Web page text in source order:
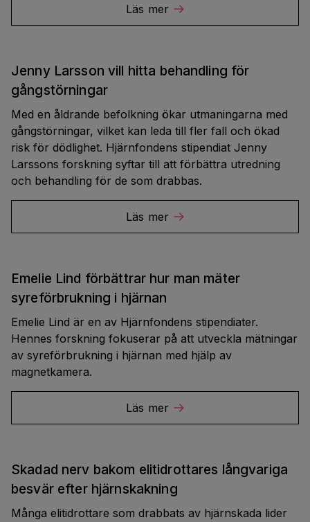
Läs mer
Jenny Larsson vill hitta behandling för
gångstörningar
Med en åldrande befolkning ökar utmaningarna med
gångstörningar, vilket kan leda till fler fall och ökad
risk för dödlighet. Hjärnfondens stipendiat Jenny
Larssons forskning syftar till att förbättra utredning
och behandling för de som drabbas.
Läs mer
Emelie Lind förbättrar hur man mäter
syreförbrukning i hjärnan
Emelie Lind är en av Hjärnfondens stipendiater.
Hennes forskning fokuserar på att utveckla mätningar
av syreförbrukning i hjärnan med hjälp av
magnetkamera.
Läs mer
Skadad nerv bakom elitidrottares långvariga
besvär efter hjärnskakning
Många elitidrottare som drabbats av hjärnskada lider